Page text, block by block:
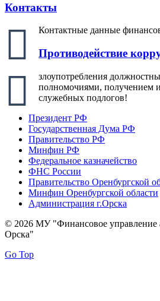
Контакты
Контактные данные
Противодействие
злоупотребления
полномочиями, получением и
служебных подлогов!
Президент РФ
Государственная Дума РФ
Правительство РФ
Минфин РФ
Федеральное казначейство
ФНС России
Правительство Оренбургской
Минфин Оренбургской области
Администрация г.Орска
© 2026 МУ "Финансовое управление
Орска"
Go Top